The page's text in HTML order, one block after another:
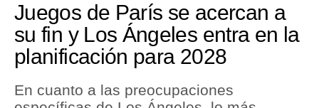
Economía
Mercados
Juegos de París se acercan a
su fin y Los Ángeles entra en la
planificación para 2028
En cuanto a las preocupaciones